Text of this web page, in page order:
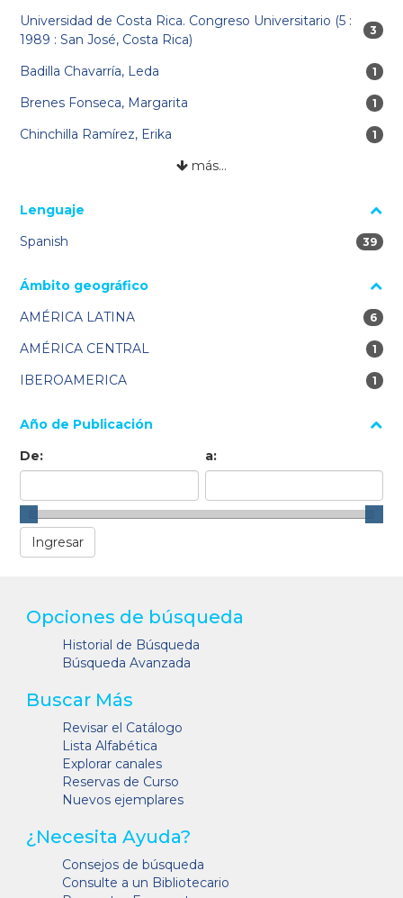
Universidad de Costa Rica. Congreso Universitario (5 :
1989 : San José, Costa Rica)
3
3
Badilla Chavarría, Leda 1
1
Brenes Fonseca, Margarita 1
1
Chinchilla Ramírez, Erika 1
1
más…
Lenguaje
Spanish
39
39
Ámbito geográfico
AMÉRICA LATINA
6
6
AMÉRICA CENTRAL 1
1
IBEROAMERICA 1
1
Año de Publicación
De:
a:
Opciones de búsqueda
Historial de Búsqueda
Búsqueda Avanzada
Buscar Más
Revisar el Catálogo
Lista Alfabética
Explorar canales
Reservas de Curso
Nuevos ejemplares
¿Necesita Ayuda?
Consejos de búsqueda
Consulte a un Bibliotecario